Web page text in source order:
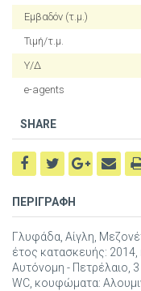
Εμβαδόν (τ.μ.)
Τιμή/τ.μ.
Υ/Δ
e-agents
SHARE
ΠΕΡΙΓΡΑΦΗ
Γλυφάδα, Αίγλη,
έτος κατασκευής:
Αυτόνομη - Πετρέλαιο,
WC, κουφώματα: